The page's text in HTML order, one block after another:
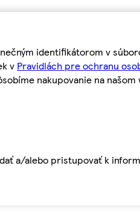
identifikátorom v
v Pravidlách pre ochranu
nakupovanie na našom
a/alebo pristupovať k